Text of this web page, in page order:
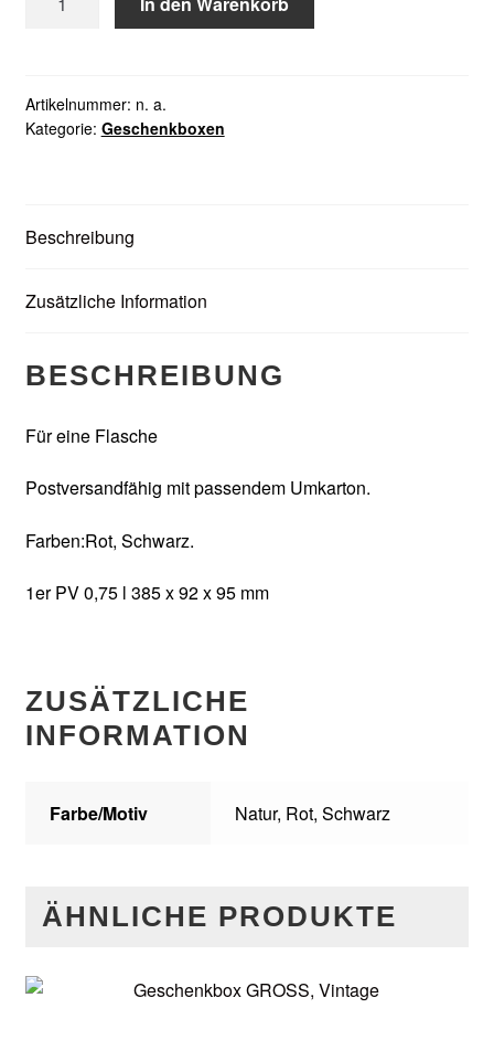
Passepartout
Artikelnummer: n. a.
Kategorie: Geschenkboxen
Beschreibung
Zusätzliche Information
BESCHREIBUNG
Für eine Flasche
Postversandfähig mit passendem Umkarton.
Farben:Rot, Schwarz.
1er PV 0,75 l 385 x 92 x 95 mm
ZUSÄTZLICHE
INFORMATION
Farbe/Motiv Natur, Rot, Schwarz
ÄHNLICHE PRODUKTE